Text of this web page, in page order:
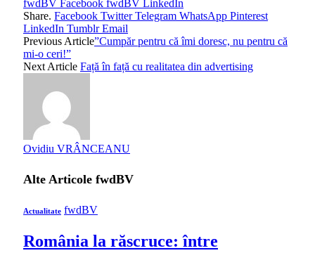
fwdBV Facebook fwdBV LinkedIn
Share. Facebook Twitter Telegram WhatsApp Pinterest
LinkedIn Tumblr Email
Previous Article”Cumpăr pentru că îmi doresc, nu pentru că
mi-o ceri!”
Next Article Față în față cu realitatea din advertising
Ovidiu VRÂNCEANU
Alte Articole fwdBV
Actualitate fwdBV
România la răscruce: între